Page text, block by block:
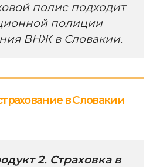
полис подходит
полиции
ВНЖ в Словакии.
в Словакии
2. Страховка в